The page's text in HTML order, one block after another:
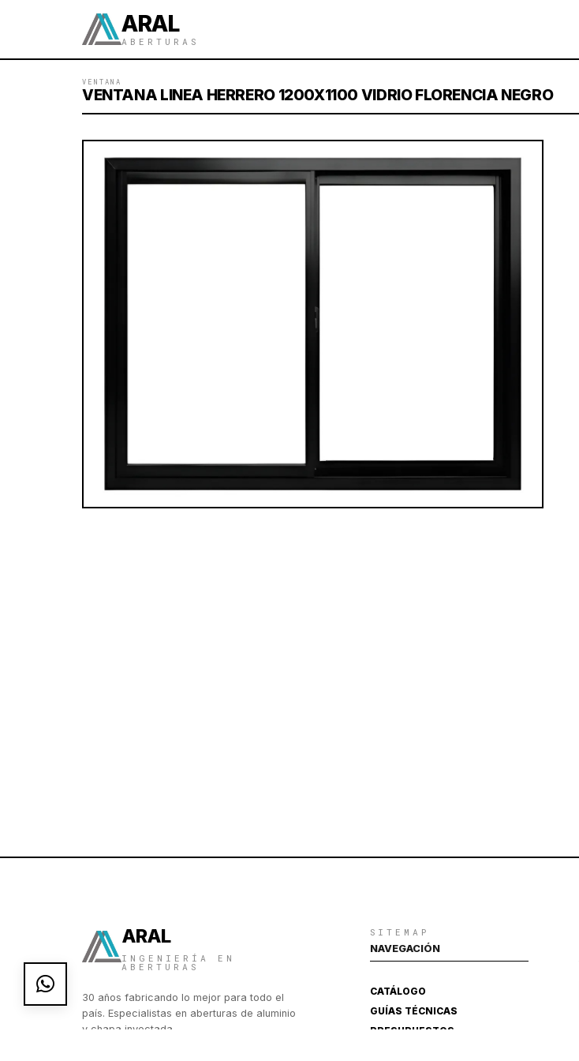
ARAL
ABERTURAS
VENTANA
VENTANA LINEA HERRERO 1200X1100 VIDRIO FLORENCIA NEGRO
ARAL
INGENIERÍA EN
ABERTURAS
30 años fabricando lo mejor para todo el
país. Especialistas en aberturas de aluminio
y chapa inyectada.
SITEMAP
NAVEGACIÓN
CATÁLOGO
GUÍAS TÉCNICAS
PRESUPUESTOS